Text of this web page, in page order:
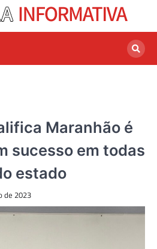
Maranhão é
sucesso em todas
estado
de 2023